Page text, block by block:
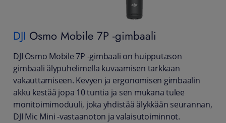
DJI Osmo Mobile 7P -gimbaali
DJI Osmo Mobile 7P -gimbaali on huipputason
gimbaali älypuhelimella kuvaamisen tarkkaan
vakauttamiseen. Kevyen ja ergonomisen gimbaalin
akku kestää jopa 10 tuntia ja sen mukana tulee
monitoimimoduuli, joka yhdistää älykkään seurannan,
DJI Mic Mini -vastaanoton ja valaisutoiminnot.